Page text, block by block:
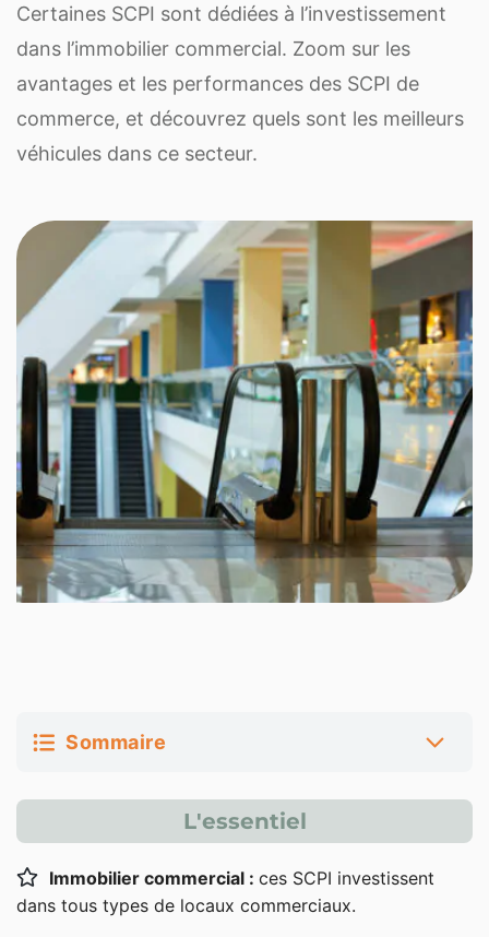
Certaines SCPI sont dédiées à l’investissement
dans l’immobilier commercial. Zoom sur les
avantages et les performances des SCPI de
commerce, et découvrez quels sont les meilleurs
véhicules dans ce secteur.
Sommaire
Définition des SCPI de commerce
Pourquoi investir dans une SCPI de commerce ?
L'essentiel
Immobilier commercial : ces SCPI investissent
dans tous types de locaux commerciaux.